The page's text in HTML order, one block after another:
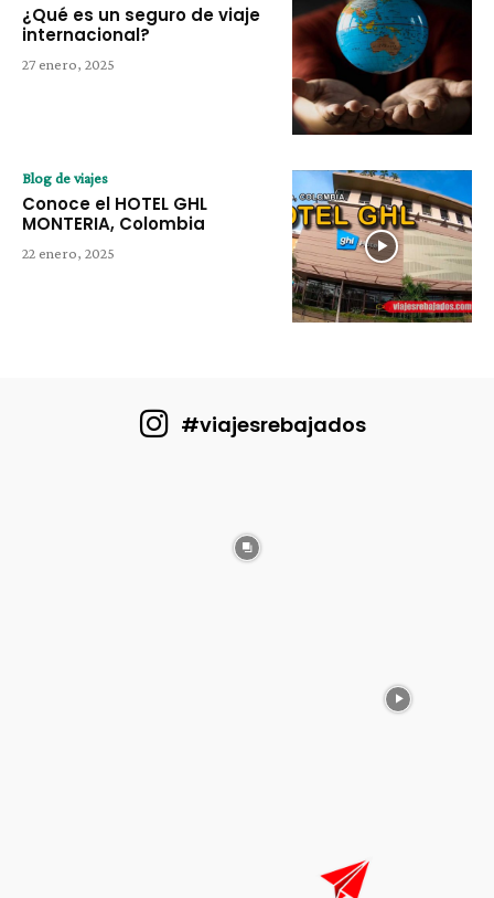
¿Qué es un seguro de viaje
internacional?
27 enero, 2025
Blog de viajes
Conoce el HOTEL GHL
MONTERIA, Colombia
22 enero, 2025
#viajesrebajados